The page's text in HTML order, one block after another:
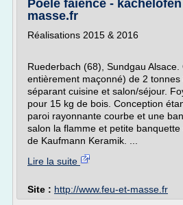
Poele faience -
masse.fr
Réalisations 2015 & 2016
Ruederbach (68), Sundgau
entièrement maçonné) de 2
séparant cuisine et salon/séjour.
pour 15 kg de bois. Conception
paroi rayonnante courbe et une
salon la flamme et petite
de Kaufmann Keramik. ...
Lire la suite
Site : http://www.feu-et-masse.fr